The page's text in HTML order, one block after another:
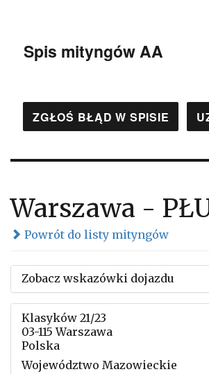
Spis mityngów AA
ZGŁOŚ BŁĄD W SPISIE
Warszawa -
Powrót do listy mityngów
Zobacz wskazówki dojazdu
Klasyków 21/23
03-115 Warszawa
Polska
Województwo Mazowieckie